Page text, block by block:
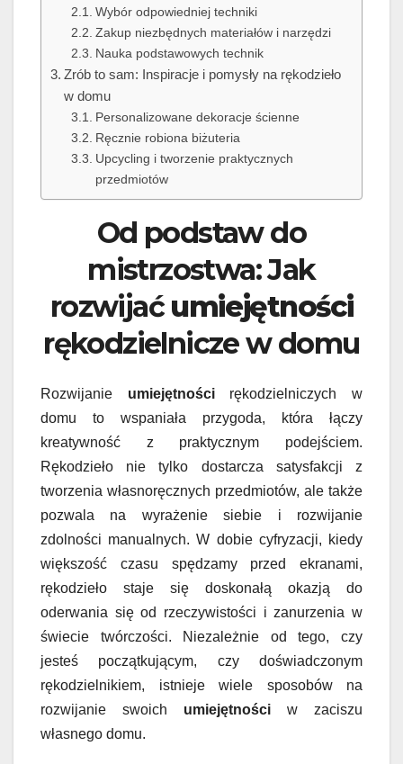
Wybór odpowiedniej techniki
Zakup niezbędnych materiałów i narzędzi
Nauka podstawowych technik
Zrób to sam: Inspiracje i pomysły na rękodzieło
w domu
Personalizowane dekoracje ścienne
Ręcznie robiona biżuteria
Upcycling i tworzenie praktycznych
przedmiotów
Od podstaw do
mistrzostwa: Jak
rozwijaćumiejętności
rękodzielnicze w domu
Rozwijanie umiejętnościrękodzielniczych w
domu to wspaniała przygoda, która łączy
kreatywność z praktycznym podejściem.
Rękodzieło nie tylko dostarcza satysfakcji z
tworzenia własnoręcznych przedmiotów, ale także
pozwala na wyrażenie siebie i rozwijanie
zdolności manualnych. W dobie cyfryzacji, kiedy
większość czasu spędzamy przed ekranami,
rękodzieło staje się doskonałą okazją do
oderwania się od rzeczywistości i zanurzenia w
świecie twórczości. Niezależnie od tego, czy
jesteś początkującym, czy doświadczonym
rękodzielnikiem, istnieje wiele sposobów na
rozwijanie swoich umiejętności w zaciszu
własnego domu.